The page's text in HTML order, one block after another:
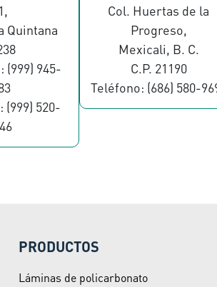
Quintana
(999) 945-
(999) 520-
Col. Huertas de la
Progreso,
Mexicali, B. C.
C.P. 21190
Teléfono: (686) 580-
PRODUCTOS
Láminas de policarbonato